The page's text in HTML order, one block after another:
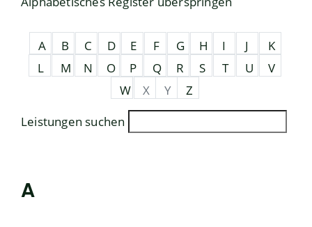
A B C D E F G H I J
K
L
M N O P Q R S T U
V
W
X Y
Z
Leistungen suchen
A